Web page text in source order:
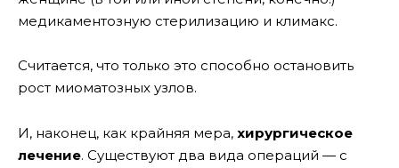
медикаментозную стерилизацию и климакс.
Считается, что только это способно остановить
рост миоматозных узлов.
И, наконец, как крайняя мера, хирургическое
лечение. Существуют два вида операций — с